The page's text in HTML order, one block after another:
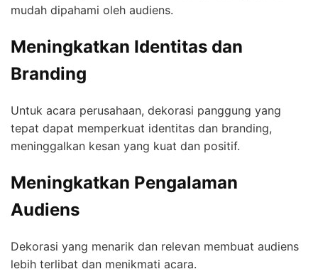
mudah dipahami oleh audiens.
Meningkatkan Identitas dan
Branding
Untuk acara perusahaan, dekorasi panggung yang
tepat dapat memperkuat identitas dan branding,
meninggalkan kesan yang kuat dan positif.
Meningkatkan Pengalaman
Audiens
Dekorasi yang menarik dan relevan membuat audiens
lebih terlibat dan menikmati acara.